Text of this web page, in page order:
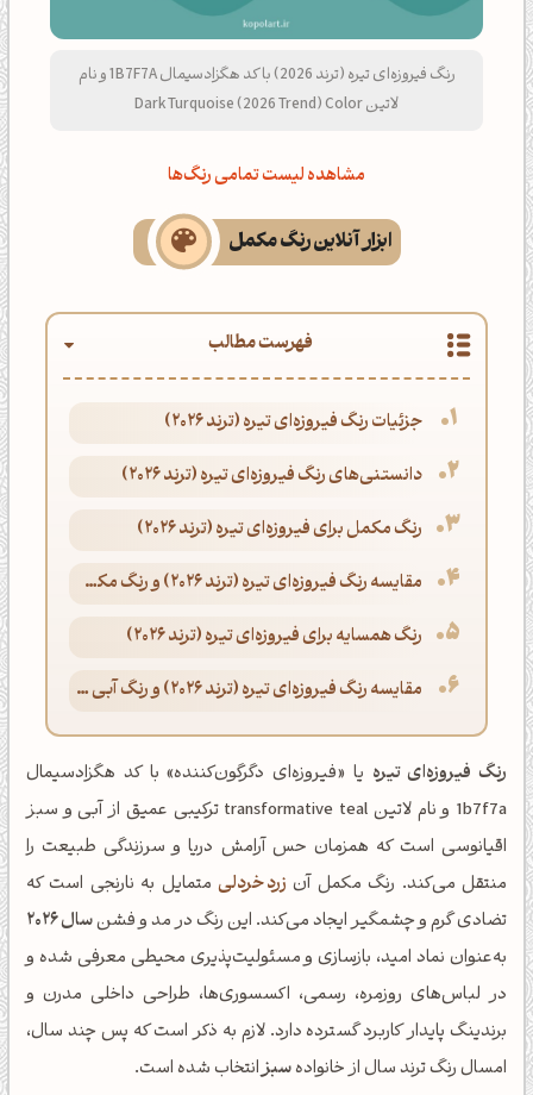
رنگ فیروزه‌ای تیره (ترند 2026) با کد هگزادسیمال 1B7F7A و نام
لاتین Dark Turquoise (2026 Trend) Color
مشاهده لیست تمامی رنگ‌ها
ابزار آنلاین رنگ مکمل
فهرست مطالب
جزئیات رنگ فیروزه‌ای تیره (ترند 2026)
دانستنی‌های رنگ فیروزه‌ای تیره (ترند 2026)
رنگ مکمل برای فیروزه‌ای تیره (ترند 2026)
مقایسه رنگ فیروزه‌ای تیره (ترند 2026) و رنگ مکملش قرمز مرجانی
رنگ همسایه برای فیروزه‌ای تیره (ترند 2026)
مقایسه رنگ فیروزه‌ای تیره (ترند 2026) و رنگ آبی آسمانی
رنگ فیروزه‌ای تیره یا «فیروزه‌ای دگرگون‌کننده» با کد هگزادسیمال
1b7f7a و نام لاتین transformative teal ترکیبی عمیق از آبی و سبز
اقیانوسی است که همزمان حس آرامش دریا و سرزندگی طبیعت را
منتقل می‌کند. رنگ مکمل آن زرد خردلی متمایل به نارنجی است که
تضادی گرم و چشمگیر ایجاد می‌کند. این رنگ در مد و فشنسال ۲۰۲۶
به‌عنوان نماد امید، بازسازی و مسئولیت‌پذیری محیطی معرفی شده و
در لباس‌های روزمره، رسمی، اکسسوری‌ها، طراحی داخلی مدرن و
برندینگ پایدار کاربرد گسترده دارد. لازم به ذکر است که پس چند سال،
امسال رنگ ترند سال از خانوادهسبزانتخاب شده است.